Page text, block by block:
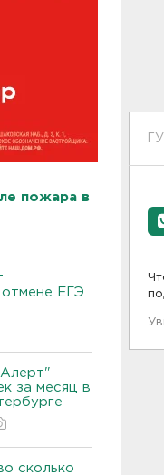
пожара в
ЕГЭ
за месяц в
сколько